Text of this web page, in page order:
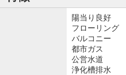
陽当り良好
フローリング
バルコニー
都市ガス
公営水道
浄化槽排水